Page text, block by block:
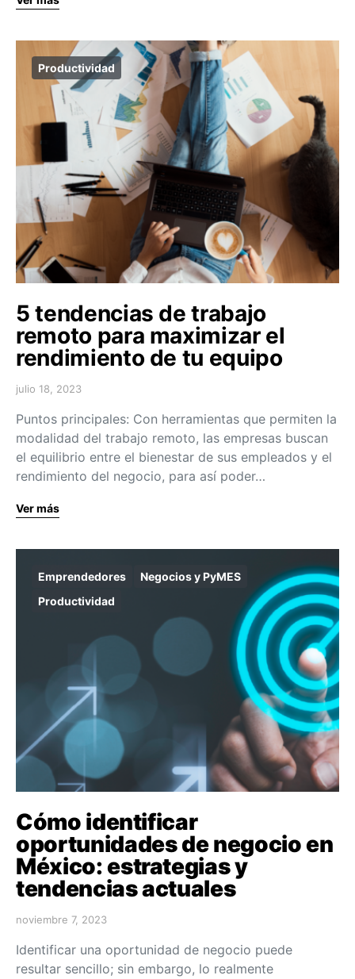
Productividad
5 tendencias de trabajo
remoto para maximizar el
rendimiento de tu equipo
julio 18, 2023
Puntos principales: Con herramientas que permiten la
modalidad del trabajo remoto, las empresas buscan
el equilibrio entre el bienestar de sus empleados y el
rendimiento del negocio, para así poder…
Ver más
Emprendedores
Negocios y PyMES
Productividad
Cómo identificar
oportunidades de negocio en
México: estrategias y
tendencias actuales
noviembre 7, 2023
Identificar una oportunidad de negocio puede
resultar sencillo; sin embargo, lo realmente